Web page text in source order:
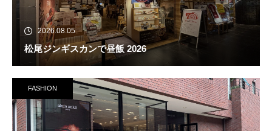
2026.08.05
松尾ジンギスカンで昼飯 2026
FASHION